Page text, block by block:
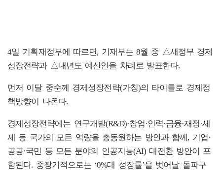
4일 기획재정부에 따르면, 기재부는 8월 중 △새정부 경제
성장전략과 △내년도 예산안을 차례로 발표한다.
먼저 이달 중순께 경제성장전략(가칭)의 타이틀로 경제정
책방향이 나온다.
경제성장전략에는 연구개발(R&D)·창업·인력·금융·재정·세
제 등 국가의 모든 역량을 총동원하는 방안과 함께, 기업·
공공·국민 등 모든 분야의 인공지능(AI) 대전환 방안이 포
함된다. 중장기적으로는 ‘0%대 성장률’을 벗어날 돌파구